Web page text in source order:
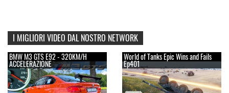
I MIGLIORI VIDEO DAL NOSTRO NETWORK
BMW M3 GTS E92 - 320KM/H
ACCELERAZIONE
World of Tanks Epic Wins and Fails
Ep401